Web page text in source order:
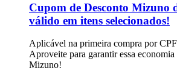
Cupom de Desconto Mizuno
válido em itens selecionados!
Aplicável na primeira compra por
Aproveite para garantir essa
Mizuno!